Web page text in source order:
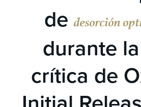
dedesorción
durante
crítica de